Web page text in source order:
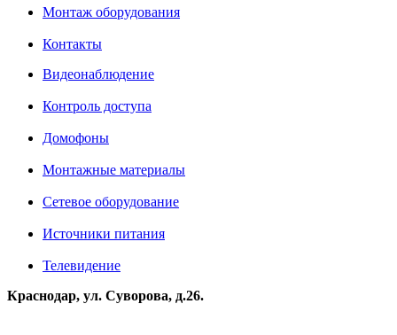
Монтаж оборудования
Контакты
Видеонаблюдение
Контроль доступа
Домофоны
Монтажные материалы
Сетевое оборудование
Источники питания
Телевидение
Краснодар, ул. Суворова, д.26.